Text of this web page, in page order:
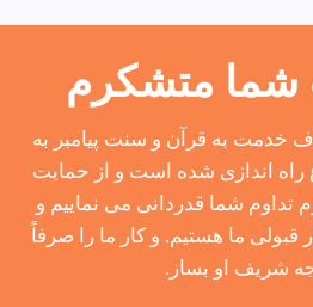
شما متشکرم
خدمت به قرآن و سنت پیامبر به
اندازی شده است و از حمایت
تداوم شما قدردانی می نماییم و
قبولی ما هستیم. و کار ما را صرفاً
شریف او بساز.